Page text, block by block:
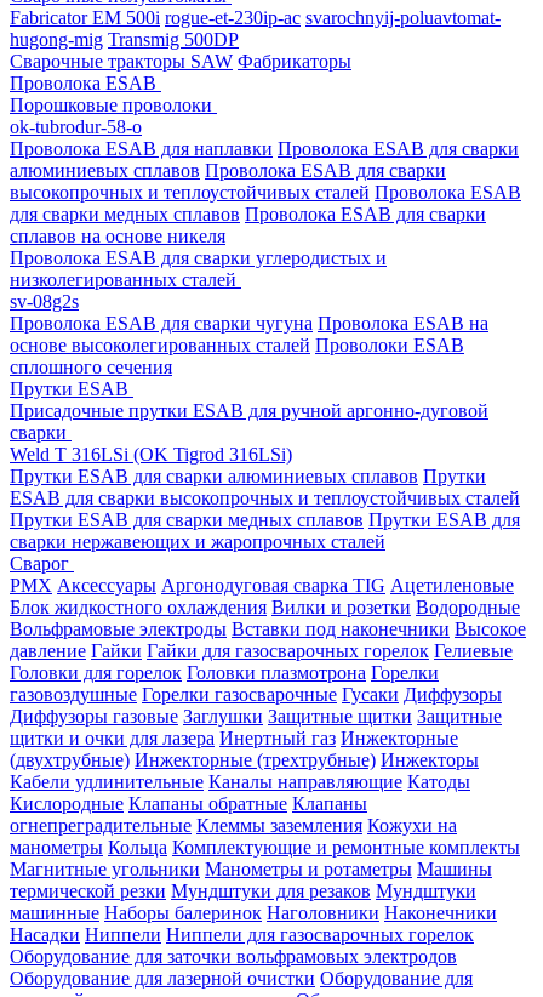
Fabricator EM 500i rogue-et-230ip-ac svarochnyij-poluavtomat-
hugong-mig Transmig 500DP
Сварочные тракторы SAW Фабрикаторы
Проволока ESAB
Порошковые проволоки
ok-tubrodur-58-o
Проволока ESAB для наплавки Проволока ESAB для сварки
алюминиевых сплавов Проволока ESAB для сварки
высокопрочных и теплоустойчивых сталей Проволока ESAB
для сварки медных сплавов Проволока ESAB для сварки
сплавов на основе никеля
Проволока ESAB для сварки углеродистых и
низколегированных сталей
sv-08g2s
Проволока ESAB для сварки чугуна Проволока ESAB на
основе высоколегированных сталей Проволоки ESAB
сплошного сечения
Прутки ESAB
Присадочные прутки ESAB для ручной аргонно-дуговой
сварки
Weld T 316LSi (OK Tigrod 316LSi)
Прутки ESAB для сварки алюминиевых сплавов Прутки
ESAB для сварки высокопрочных и теплоустойчивых сталей
Прутки ESAB для сварки медных сплавов Прутки ESAB для
сварки нержавеющих и жаропрочных сталей
Сварог
PMX Аксессуары Аргонодуговая сварка TIG Ацетиленовые
Блок жидкостного охлаждения Вилки и розетки Водородные
Вольфрамовые электроды Вставки под наконечники Высокое
давление Гайки Гайки для газосварочных горелок Гелиевые
Головки для горелок Головки плазмотрона Горелки
газовоздушные Горелки газосварочные Гусаки Диффузоры
Диффузоры газовые Заглушки Защитные щитки Защитные
щитки и очки для лазера Инертный газ Инжекторные
(двухтрубные) Инжекторные (трехтрубные) Инжекторы
Кабели удлинительные Каналы направляющие Катоды
Кислородные Клапаны обратные Клапаны
огнепреградительные Клеммы заземления Кожухи на
манометры Кольца Комплектующие и ремонтные комплекты
Магнитные угольники Манометры и ротаметры Машины
термической резки Мундштуки для резаков Мундштуки
машинные Наборы балеринок Наголовники Наконечники
Насадки Ниппели Ниппели для газосварочных горелок
Оборудование для заточки вольфрамовых электродов
Оборудование для лазерной очистки Оборудование для